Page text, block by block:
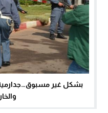
بشكل غير مسبوق…جدارمية